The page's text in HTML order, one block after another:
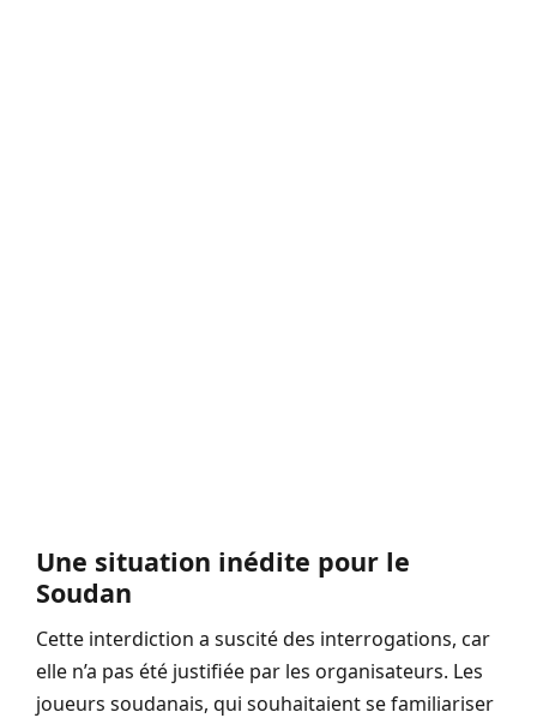
Une situation inédite pour le
Soudan
Cette interdiction a suscité des interrogations, car
elle n’a pas été justifiée par les organisateurs. Les
joueurs soudanais, qui souhaitaient se familiariser